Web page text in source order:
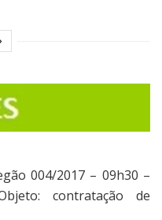
004/2017 – 09h30 –
contratação de